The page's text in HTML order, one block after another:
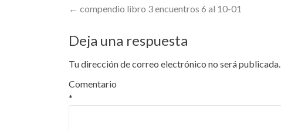
Post
navigation
← compendio libro 3 encuentros 6 al 10-01
Deja una respuesta
Tu dirección de correo electrónico no será publicada.
Comentario
*